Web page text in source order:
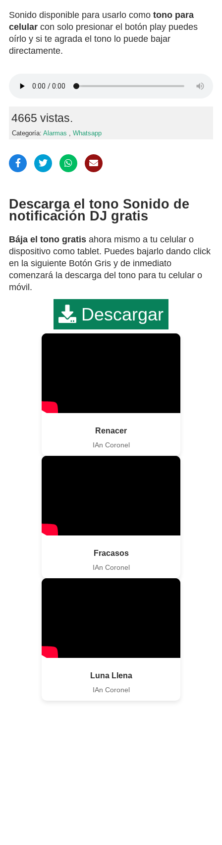
Sonido disponible para usarlo como tono para
celular con solo presionar el botón play puedes
oírlo y si te agrada el tono lo puede bajar
directamente.
4665 vistas.
Categoría: Alarmas , Whatsapp
Descarga el tono Sonido de
notificación DJ gratis
Bája el tono gratis ahora mismo a tu celular o
dispositivo como tablet. Puedes bajarlo dando click
en la siguiente Botón Gris y de inmediato
comenzará la descarga del tono para tu celular o
móvil.
Descargar
Renacer
IAn Coronel
Fracasos
IAn Coronel
Luna Llena
IAn Coronel